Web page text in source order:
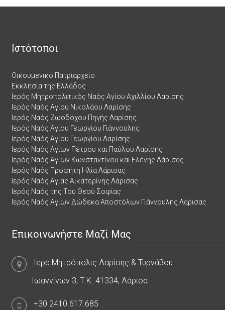
Ιστότοποι
Οικουμενικό Πατριαρχείο
Εκκλησία της Ελλάδος
Ιερός Μητροπολιτικός Ναός Αγίου Αχιλλίου Λαρίσης
Ιερός Ναός Αγίου Νικολάου Λαρίσης
Ιερός Ναός Ζωοδόχου Πηγής Λαρίσης
Ιερός Ναός Αγίου Γεωργίου Γιάννουλης
Ιερός Ναός Αγίου Γεωργίου Λαρίσης
Ιερός Ναός Αγίων Πέτρου και Παύλου Λαρίσης
Ιερός Ναός Αγίων Κωνσταντίνου και Ελένης Λάρισας
Ιερός Ναός Προφήτη Ηλία Λάρισας
Ιερός Ναός Αγίας Αικατερίνης Λάρισας
Ιερός Ναός της Του Θεού Σοφίας
Ιερός Ναός Αγίων Δώδεκα Αποστόλων Γιάννουλης Λάρισας
Επικοινωνήστε Μαζί Μας
Ιερά Μητρόπολις Λαρίσης & Τυρνάβου
Ιωαννίνων 3, Τ.Κ. 41334, Λάρισα
+30.2410.617.685